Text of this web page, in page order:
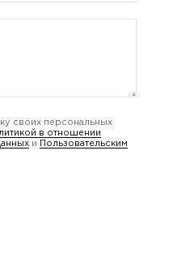
своих персональных
в отношении
и
Пользовательским